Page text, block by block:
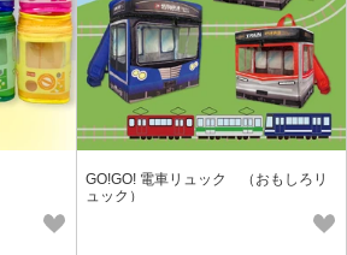
GO!GO! 電車リュック （おもしろリ
ュック）